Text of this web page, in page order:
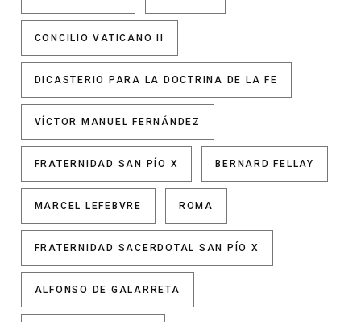
CONCILIO VATICANO II
DICASTERIO PARA LA DOCTRINA DE LA FE
VÍCTOR MANUEL FERNÁNDEZ
FRATERNIDAD SAN PÍO X BERNARD FELLAY
MARCEL LEFEBVRE ROMA
FRATERNIDAD SACERDOTAL SAN PÍO X
ALFONSO DE GALARRETA